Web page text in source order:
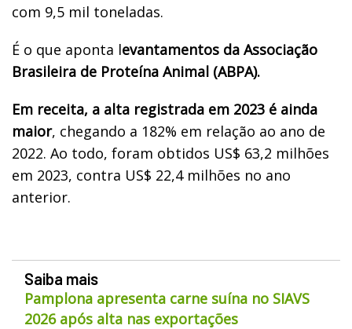
com 9,5 mil toneladas.
É o que aponta levantamentos da Associação
Brasileira de Proteína Animal (ABPA).
Em receita, a alta registrada em 2023 é ainda
maior, chegando a 182% em relação ao ano de
2022. Ao todo, foram obtidos US$ 63,2 milhões
em 2023, contra US$ 22,4 milhões no ano
anterior.
Saiba mais
Pamplona apresenta carne suína no SIAVS
2026 após alta nas exportações